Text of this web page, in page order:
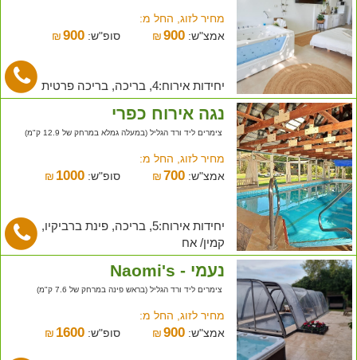
מחיר לזוג, החל מ:
אמצ"ש:
₪900 סופ"ש: ₪ 900
יחידות אירוח:4, בריכה, בריכה פרטית
נגה אירוח כפרי
צימרים ליד ורד הגליל (במעלה גמלא במרחק של 12.9 ק"מ)
מחיר לזוג, החל מ:
אמצ"ש:
₪700 סופ"ש: ₪ 1000
יחידות אירוח:5, בריכה, פינת ברביקיו,
קמין/ אח
נעמי - Naomi's
צימרים ליד ורד הגליל (בראש פינה במרחק של 7.6 ק"מ)
מחיר לזוג, החל מ:
אמצ"ש:
₪900 סופ"ש: ₪ 1600